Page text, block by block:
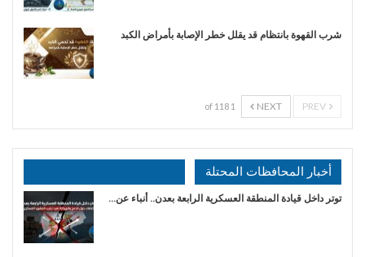
شرب القهوة بانتظام قد يقلل خطر الإصابة بأمراض الكبد
NEXT
1 of 118
أخبار المحافظات المحتلة
توتر داخل قيادة المنطقة العسكرية الرابعة بعدن.. أنباء عن…